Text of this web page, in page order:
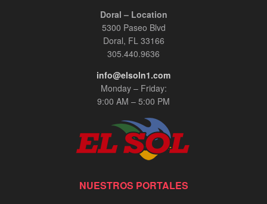
Doral – Location
5300 Paseo Blvd
Doral, FL 33166
305.440.9636
info@elsoln1.com
Monday – Friday:
9:00 AM – 5:00 PM
NUESTROS PORTALES